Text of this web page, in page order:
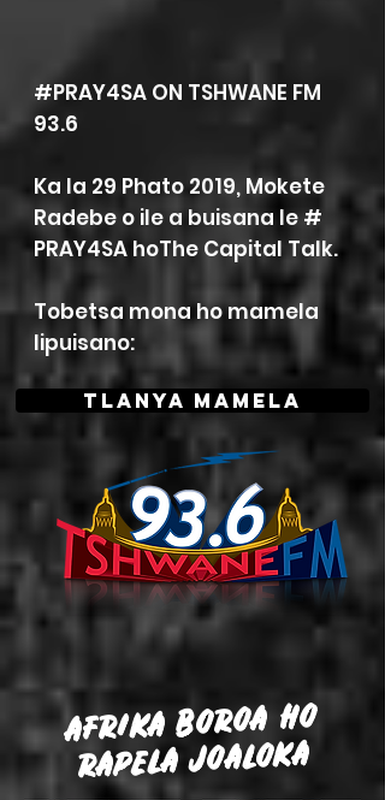
#PRAY4SA ON TSHWANE FM
93.6
Ka la 29 Phato 2019, Mokete
Radebe o ile a buisana le #
PRAY4SA hoThe Capital Talk.
Tobetsa mona ho mamela
lipuisano:
TLANYA MAMELA
AFRIKA BOROA HO
RAPELA JOALOKA